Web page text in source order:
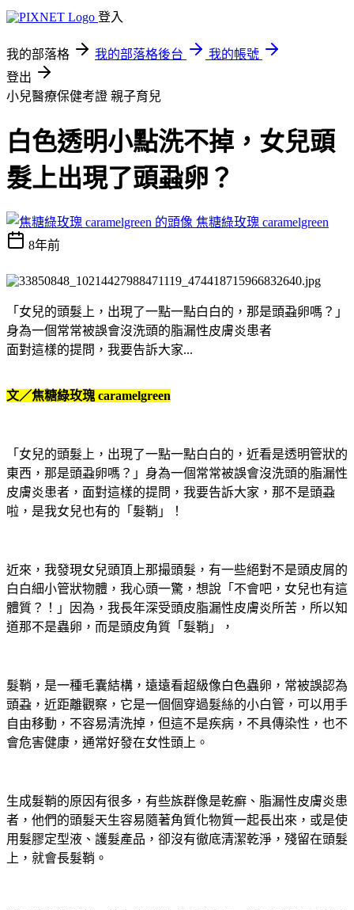
登入
我的部落格 我的部落格後台
我的帳號
登出
小兒醫療保健考證 親子育兒
白色透明小點洗不掉，女兒頭
髮上出現了頭蝨卵？
焦糖綠玫瑰 caramelgreen
8年前
「女兒的頭髮上，出現了一點一點白白的，那是頭蝨卵嗎？ 」
身為一個常常被誤會沒洗頭的脂漏性皮膚炎患者
面對這樣的提問，我要告訴大家...
文／焦糖綠玫瑰 caramelgreen
「女兒的頭髮上，出現了一點一點白白的，近看是透明管狀的
東西，那是頭蝨卵嗎？ 」身為一個常常被誤會沒洗頭的脂漏性
皮膚炎患者，面對這樣的提問，我要告訴大家，那不是頭蝨
啦，是我女兒也有的「髮鞘 」！
近來，我發現女兒頭頂上那撮頭髮，有一些絕對不是頭皮屑的
白白細小管狀物體，我心頭一驚，想說「不會吧，女兒也有這
體質？！」因為，我長年深受頭皮脂漏性皮膚炎所苦，所以知
道那不是蟲卵，而是頭皮角質「髮鞘」，
髮鞘，是一種毛囊結構，遠遠看超級像白色蟲卵，常被誤認為
頭蝨，近距離觀察，它是一個個穿過髮絲的小白管，可以用手
自由移動，不容易清洗掉，但這不是疾病，不具傳染性，也不
會危害健康，通常好發在女性頭上。
生成髮鞘的原因有很多，有些族群像是乾癬、脂漏性皮膚炎患
者，他們的頭髮天生容易隨著角質化物質一起長出來，或是使
用髮膠定型液、護髮產品，卻沒有徹底清潔乾淨，殘留在頭髮
上，就會長髮鞘。